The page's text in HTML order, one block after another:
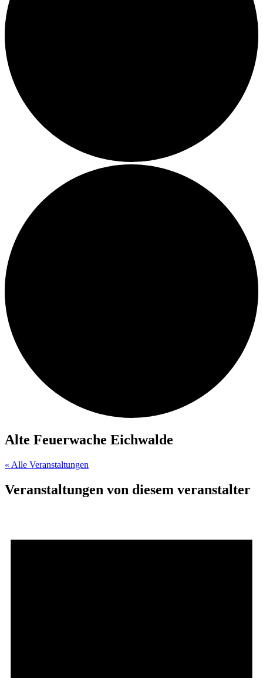
Alte Feuerwache Eichwalde
« Alle Veranstaltungen
Veranstaltungen von diesem veranstalter